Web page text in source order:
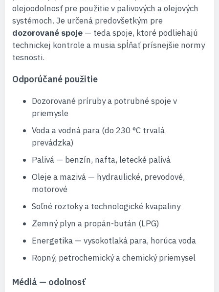
olejoodolnosť pre použitie v palivových a olejových
systémoch. Je určená predovšetkým pre
dozorované spoje — teda spoje, ktoré podliehajú
technickej kontrole a musia spĺňať prísnejšie normy
tesnosti.
Odporúčané použitie
Dozorované príruby a potrubné spoje v
priemysle
Voda a vodná para (do 230 °C trvalá
prevádzka)
Palivá — benzín, nafta, letecké palivá
Oleje a mazivá — hydraulické, prevodové,
motorové
Soľné roztoky a technologické kvapaliny
Zemný plyn a propán-bután (LPG)
Energetika — vysokotlaká para, horúca voda
Ropný, petrochemický a chemický priemysel
Médiá — odolnosť